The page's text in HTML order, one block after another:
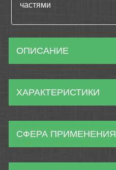
частями
ОПИСАНИЕ
ХАРАКТЕРИСТИКИ
СФЕРА ПРИМЕНЕНИЯ